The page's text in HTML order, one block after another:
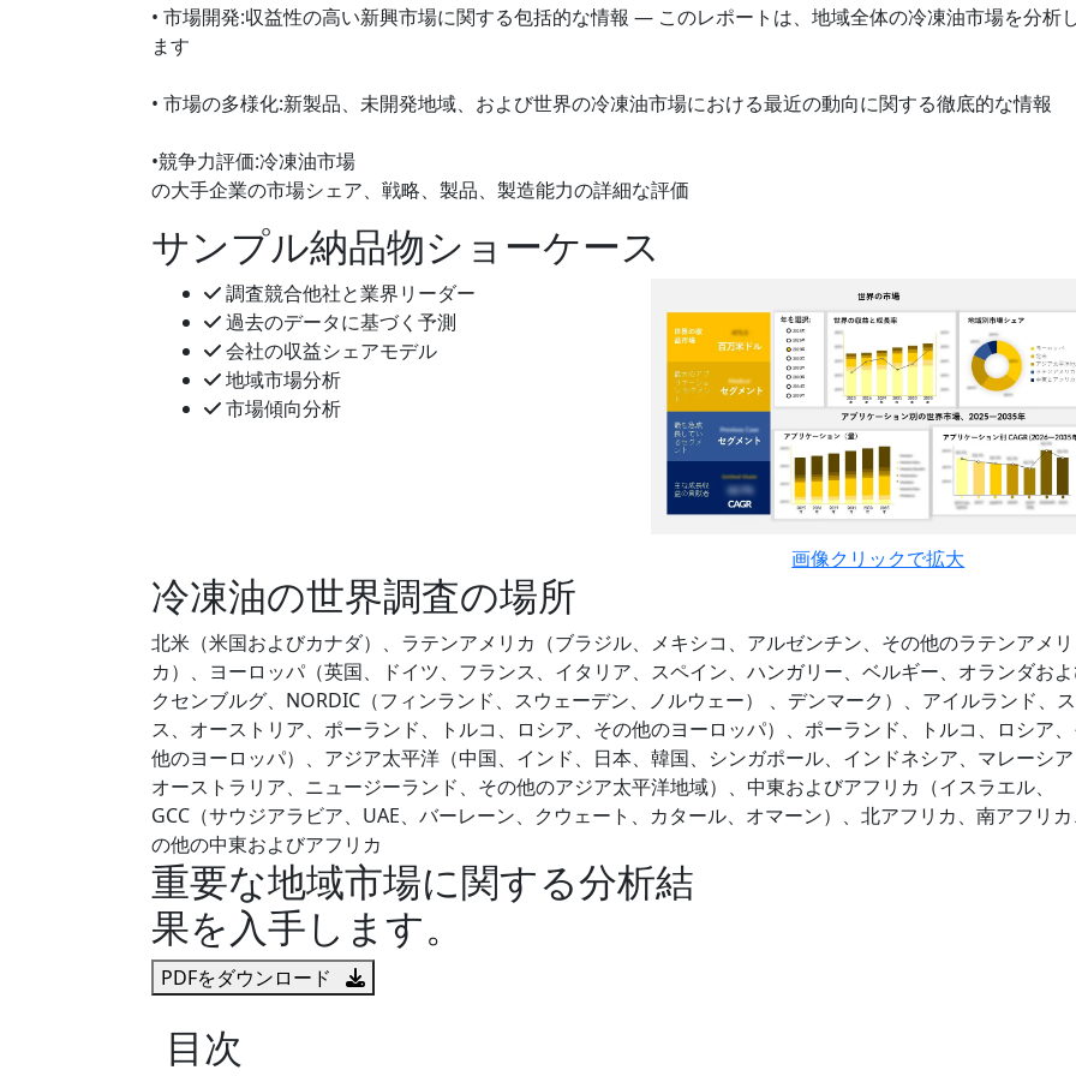
• 市場開発:収益性の高い新興市場に関する包括的な情報 — このレポートは、地域全体の冷凍油市場を分析
ます
• 市場の多様化:新製品、未開発地域、および世界の冷凍油市場における最近の動向に関する徹底的な情報
•競争力評価:冷凍油市場
の大手企業の市場シェア、戦略、製品、製造能力の詳細な評価
サンプル納品物ショーケース
調査競合他社と業界リーダー
過去のデータに基づく予測
会社の収益シェアモデル
地域市場分析
市場傾向分析
画像クリックで拡大
冷凍油の世界調査の場所
北米（米国およびカナダ）、ラテンアメリカ（ブラジル、メキシコ、アルゼンチン、その他のラテンアメリ
カ）、ヨーロッパ（英国、ドイツ、フランス、イタリア、スペイン、ハンガリー、ベルギー、オランダお
クセンブルグ、NORDIC（フィンランド、スウェーデン、ノルウェー） 、デンマーク）、アイルランド、
ス、オーストリア、ポーランド、トルコ、ロシア、その他のヨーロッパ）、ポーランド、トルコ、ロシア
他のヨーロッパ）、アジア太平洋（中国、インド、日本、韓国、シンガポール、インドネシア、マレーシ
オーストラリア、ニュージーランド、その他のアジア太平洋地域）、中東およびアフリカ（イスラエル、
GCC（サウジアラビア、UAE、バーレーン、クウェート、カタール、オマーン）、北アフリカ、南アフリ
の他の中東およびアフリカ
重要な地域市場に関する分析結
果を入手します。
PDFをダウンロード
目次